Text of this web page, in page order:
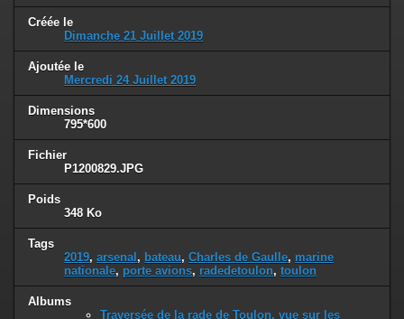
Créée le
Dimanche 21 Juillet 2019
Ajoutée le
Mercredi 24 Juillet 2019
Dimensions
795*600
Fichier
P1200829.JPG
Poids
348 Ko
Tags
2019, arsenal , bateau, Charles de Gaulle, marine
nationale, porte avions, radedetoulon, toulon
Albums
Traversée de la rade de Toulon, vue sur les